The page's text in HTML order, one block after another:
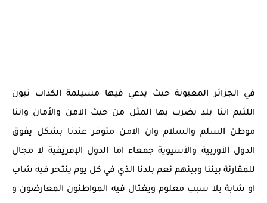
في الجزائر المغبونة حيث يدعي فيها مسيلمة الكذاب تبون
اللئيم اننا بلد يضرب بها المثل من حيث الامن والأمان واننا
موطن السلم والسلام وان الامن متوفر عندنا بشكل يفوق
الدول الأوربية والآسيوية جمعاء اما الدول الإفريقية لا مجال
للمقارنة بيننا وبينهم نعم بلدنا الذي في كل يوم ينتحر فيه شاب
او شابة بلا سبب معلوم ويغتال فيه المواطنون المعارضون و